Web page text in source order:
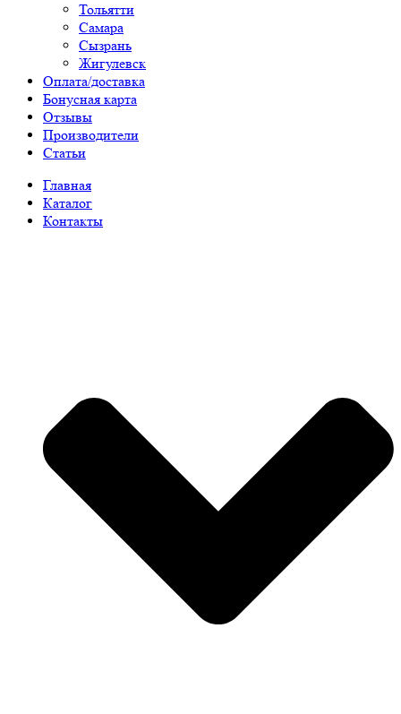
Тольятти
Самара
Сызрань
Жигулевск
Оплата/доставка
Бонусная карта
Отзывы
Производители
Статьи
Главная
Каталог
Контакты